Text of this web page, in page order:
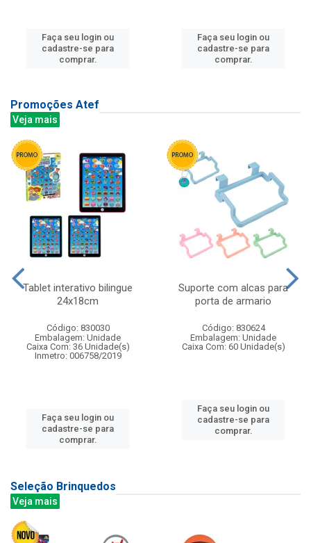
Faça seu login ou
cadastre-se para
comprar.
Faça seu login ou
cadastre-se para
comprar.
Promoções Atef
Veja mais
Tablet interativo bilingue
24x18cm
Código: 830030
Embalagem: Unidade
Caixa Com: 36 Unidade(s)
Inmetro: 006758/2019
Faça seu login ou
cadastre-se para
comprar.
Suporte com alcas para
porta de armario
Código: 830624
Embalagem: Unidade
Caixa Com: 60 Unidade(s)
Faça seu login ou
cadastre-se para
comprar.
Seleção Brinquedos
Veja mais